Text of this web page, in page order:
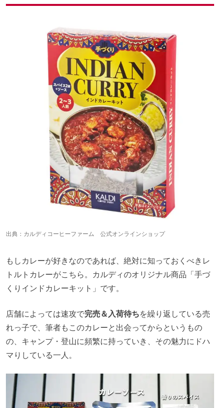
出典： カルディコーヒーファーム 公式オンラインショップ
もしカレーが好きなのであれば、絶対に知っておくべきレ
トルトカレーがこちら。カルディのオリジナル商品「手づ
くりインドカレーキット」です。
店舗によっては速攻で完売＆入荷待ちを繰り返している売
れっ子で、筆者もこのカレーと出会ってからというもの
の、キャンプ・登山に頻繁に持っていき、その魅力にドハ
マりしている一人。